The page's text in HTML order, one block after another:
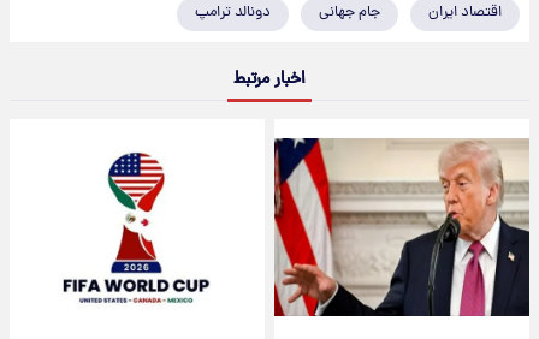
اقتصاد ایران جام جهانی دونالد ترامپ
اخبار مرتبط